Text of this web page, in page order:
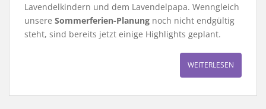
Lavendelkindern und dem Lavendelpapa. Wenngleich
unsere Sommerferien-Planung noch nicht endgültig
steht, sind bereits jetzt einige Highlights geplant.
WEITERLESEN